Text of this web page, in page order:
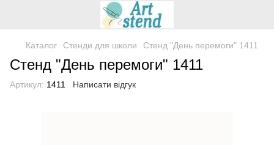
Каталог Стенди для школи Стенд "День перемоги" 1411
Стенд "День перемоги" 1411
Артикул: 1411 Написати відгук